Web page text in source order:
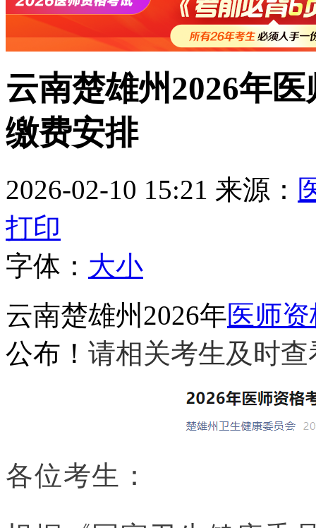
云南楚雄州2026年
缴费安排
2026-02-10 15:21 来源：
打印
字体： 大小
云南楚雄州2026年医师
公布！ 请相关考生及时
各位考生：